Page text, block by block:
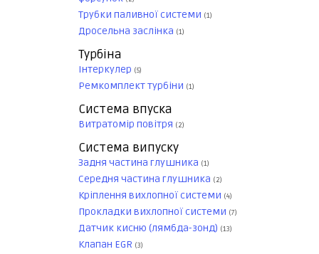
Трубки паливної системи (1)
Дросельна заслінка (1)
Турбіна
Інтеркулер (5)
Ремкомплект турбіни (1)
Система впуска
Витратомір повітря (2)
Система випуску
Задня частина глушника (1)
Середня частина глушника (2)
Кріплення вихлопної системи (4)
Прокладки вихлопної системи (7)
Датчик кисню (лямбда-зонд) (13)
Клапан EGR (3)